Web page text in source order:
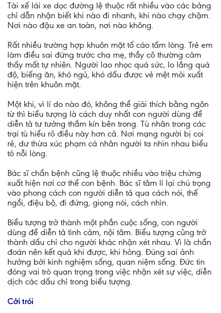
Tài xế lái xe dọc đường lệ thuộc rất nhiều vào các bảng
chỉ dẫn nhận biết khi nào đi nhanh, khi nào chạy chậm.
Nơi nào đậu xe an toàn, nơi nào không.
Rất nhiều trường hợp khuôn mặt tố cáo tấm lòng. Trẻ em
làm điều sai đứng trước cha mẹ, thầy cô thường cảm
thấy mất tự nhiên. Người lao nhọc quá sức, lo lắng quá
độ, biếng ăn, khó ngủ, khó dấu được vẻ mệt mỏi xuất
hiện trên khuôn mặt.
Một khi, vì lí do nào đó, không thể giải thích bằng ngôn
từ thì biểu tượng là cách duy nhất con người dùng để
diễn tả tư tưởng thầm kín bên trong. Tù nhân trong các
trại tù hiểu rõ điều này hơn cả. Nơi mạng người bị coi
rẻ, dư thừa xúc phạm cá nhân người ta nhìn nhau biểu
tỏ nỗi lòng.
Bác sĩ chẩn bệnh cũng lệ thuộc nhiều vào triệu chứng
xuất hiện nơi cơ thể con bệnh. Bác sĩ tâm lí lại chú trọng
vào phong cách con người diễn tả qua cách nói, thế
ngồi, điệu bộ, đi đứng, giọng nói, cách nhìn.
Biểu tượng trở thành một phần cuộc sống, con người
dùng để diễn tả tình cảm, nội tâm. Biểu tượng cũng trở
thành dấu chỉ cho người khác nhận xét nhau. Vì là chẩn
đoán nên kết quả khi được, khi hỏng. Đúng sai ảnh
hưởng bởi kinh nghiệm sống, quan niệm sống. Đức tin
đóng vai trò quan trọng trong việc nhận xét sự việc, diễn
dịch các dấu chỉ trong biểu tượng.
Cởi trói